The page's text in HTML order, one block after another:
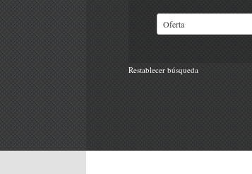
Restablecer búsqueda